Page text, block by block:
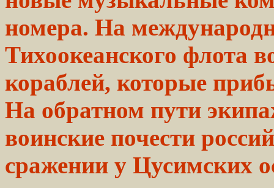
номера. На
Тихоокеанского флота
кораблей, которые
На обратном пути
воинские почести
сражении у Цусимских